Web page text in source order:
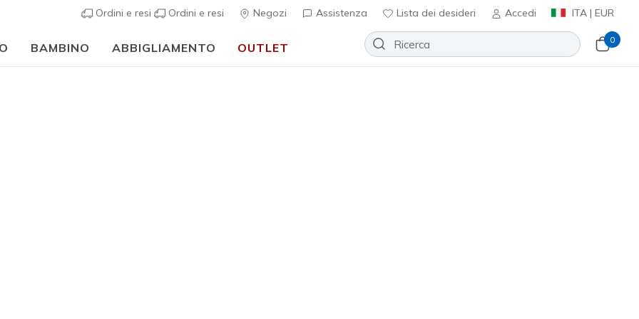
Ordini e resi Ordini e resi Negozi Assistenza Lista dei desideri Accedi ITA | EUR
BAMBINO ABBIGLIAMENTO OUTLET
0